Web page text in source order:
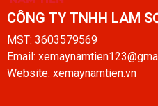
CÔNG TY TNHH LAM
MST: 3603579569
Email:
Website: xemaynamtien.vn